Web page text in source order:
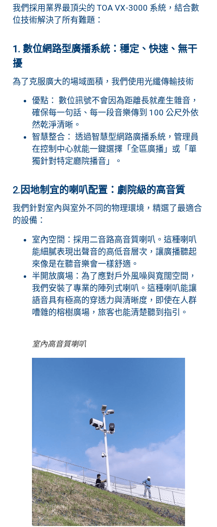
我們採用業界最頂尖的 TOA VX-3000 系統，結合數
位技術解決了所有難題：
1. 數位網路型廣播系統：穩定、快速、無干
擾
為了克服廣大的場域面積，我們使用光纖傳輸技術
優點： 數位訊號不會因為距離長就產生雜音，
確保每一句話、每一段音樂傳到 100 公尺外依
然乾淨清晰。
智慧整合： 透過智慧型網路廣播系統，管理員
在控制中心就能一鍵選擇「全區廣播」或「單
獨針對特定廳院播音」。
2.因地制宜的喇叭配置：劇院級的高音質
我們針對室內與室外不同的物理環境，精選了最適合
的設備：
室內空間：採用二音路高音質喇叭。這種喇叭
能細膩表現出聲音的高低音層次，讓廣播聽起
來像是在聽音樂會一樣舒適。
半開放廣場：為了應對戶外風噪與寬闊空間，
我們安裝了專業的陣列式喇叭。這種喇叭能讓
語音具有極高的穿透力與清晰度，即使在人群
嘈雜的榕樹廣場，旅客也能清楚聽到指引。
室內高音質喇叭